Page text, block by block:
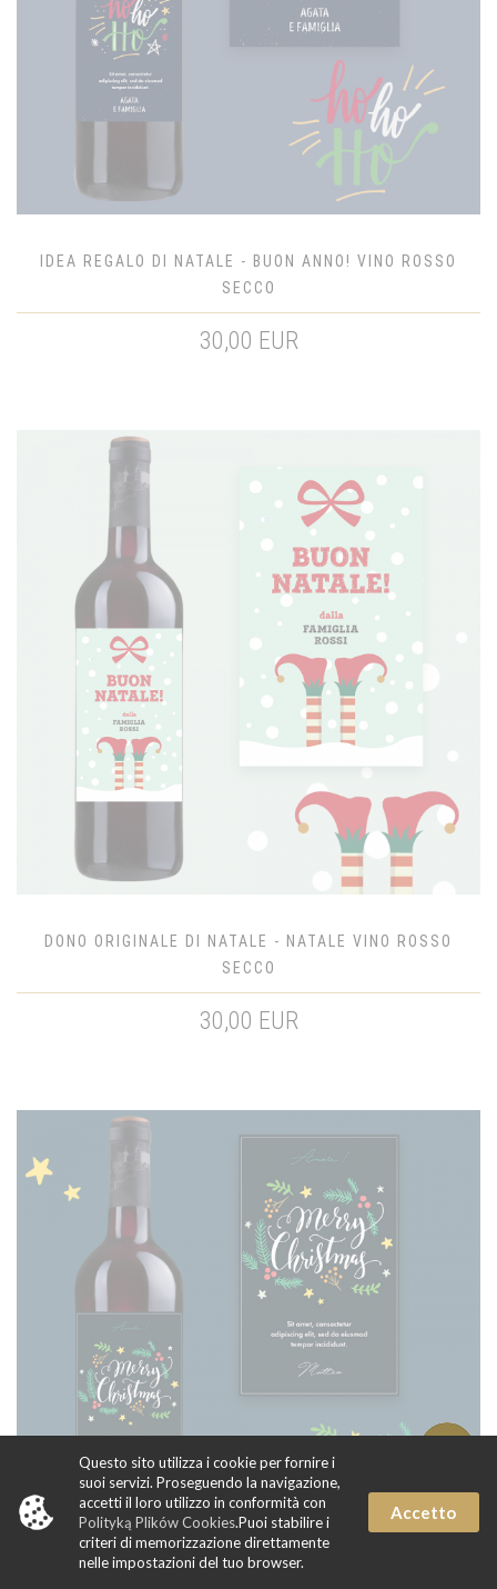
Questo sito utilizza i cookie per fornire i
suoi servizi. Proseguendo la navigazione,
accetti il loro utilizzo in conformità con
Polityką Plików Cookies.Puoi stabilire i
criteri di memorizzazione direttamente
nelle impostazioni del tuo browser.
Accetto
IDEA REGALO DI NATALE - BUON ANNO! VINO ROSSO
SECCO
30,00 EUR
DONO ORIGINALE DI NATALE - NATALE VINO ROSSO
SECCO
30,00 EUR